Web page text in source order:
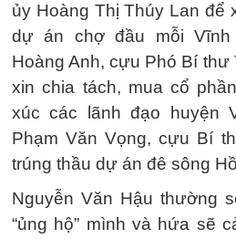
ủy Hoàng Thị Thúy Lan để
dự án chợ đầu mỗi Vĩnh
Hoàng Anh, cựu Phó Bí
xin chia tách, mua cổ
xúc các lãnh đạo huyện
Phạm Văn Vọng, cựu Bí
trúng thầu dự án đê sông
Nguyễn Văn Hậu thường
“ủng hộ” mình và hứa sẽ